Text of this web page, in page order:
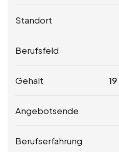
Standort
Berufsfeld
Gehalt 19
Angebotsende
Berufserfahrung